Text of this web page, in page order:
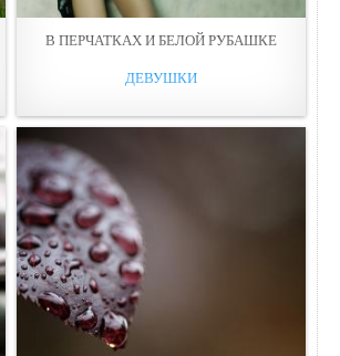
В ПЕРЧАТКАХ И БЕЛОЙ РУБАШКЕ
ДЕВУШКИ